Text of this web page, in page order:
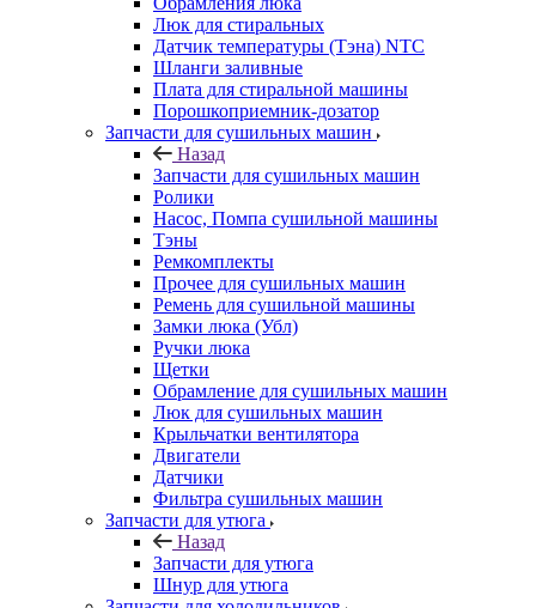
Люк для стиральных
Датчик температуры (Тэна) NTC
Шланги заливные
Плата для стиральной машины
Порошкоприемник-дозатор
Запчасти для сушильных машин
Назад
Запчасти для сушильных машин
Ролики
Насос, Помпа сушильной машины
Тэны
Ремкомплекты
Прочее для сушильных машин
Ремень для сушильной машины
Замки люка (Убл)
Ручки люка
Щетки
Обрамление для сушильных машин
Люк для сушильных машин
Крыльчатки вентилятора
Двигатели
Датчики
Фильтра сушильных машин
Запчасти для утюга
Назад
Запчасти для утюга
Шнур для утюга